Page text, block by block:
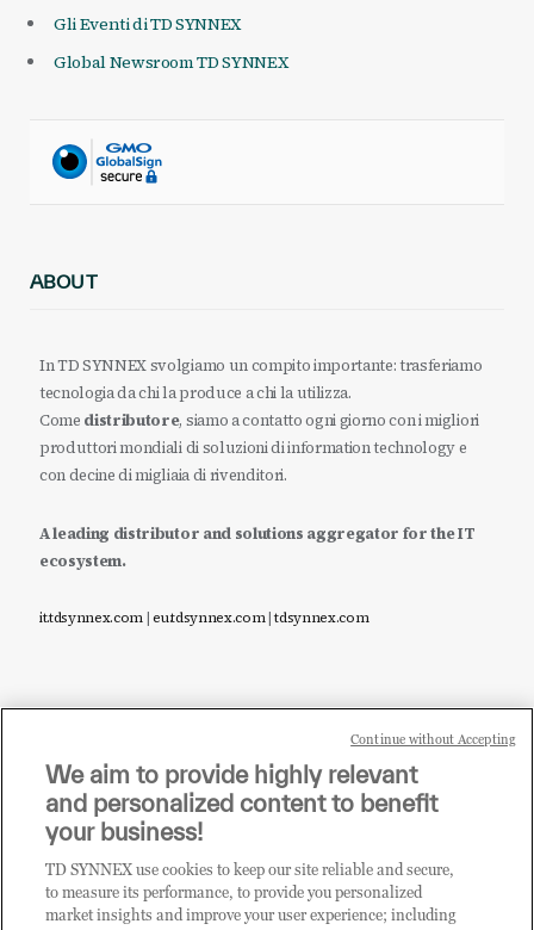
Gli Eventi di TD SYNNEX
Global Newsroom TD SYNNEX
ABOUT
In TD SYNNEX svolgiamo un compito importante: trasferiamo
tecnologia da chi la produce a chi la utilizza.
Come distributore, siamo a contatto ogni giorno con i migliori
produttori mondiali di soluzioni di information technology e
con decine di migliaia di rivenditori.
A leading distributor and solutions aggregator for the IT
ecosystem.
it.tdsynnex.com|eu.tdsynnex.com|tdsynnex.com
Sei un rivenditore di tecnologia e desideri acquistare
i prodotti o le soluzioni trattate sul blog?
CLICCA QUI E DIVENTA
CLIENTE TD SYNNEX
We aim to provide highly relevant
and personalized content to benefit
your business!
TD SYNNEX use cookies to keep our site reliable and secure,
to measure its performance, to provide you personalized
market insights and improve your user experience; including
Continue without Accepting